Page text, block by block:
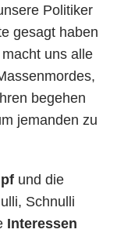
Politiker
gesagt haben
uns alle
begehen
jemanden zu
und die
Schnulli
Interessen